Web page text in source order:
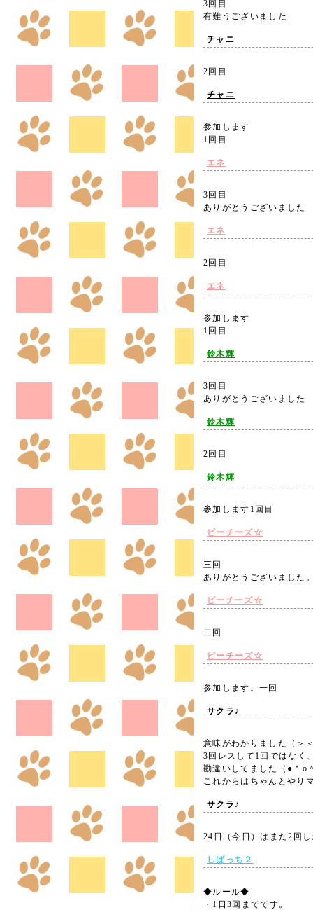
3回目
有難うございました
チャニ
2回目
チャニ
参加します
1回目
エネ
3回目
ありがとうございまし
エネ
2回目
エネ
参加します
1回目
鈴木輝
3回目
ありがとうございまし
鈴木輝
2回目
鈴木輝
参加します1回目
ピーチーズ☆
三回
ありがとうございまし
ピーチーズ☆
二回
ピーチーズ☆
参加します。一回
サクラ♪
意味がわかりました（＞
3回レスして1回ではなく
勘違いしてました（●＾o
これからはちゃんとや
サクラ♪
24日（今日）はまだ2回
しばっち２
◆ルール◆
・1日3回までです。